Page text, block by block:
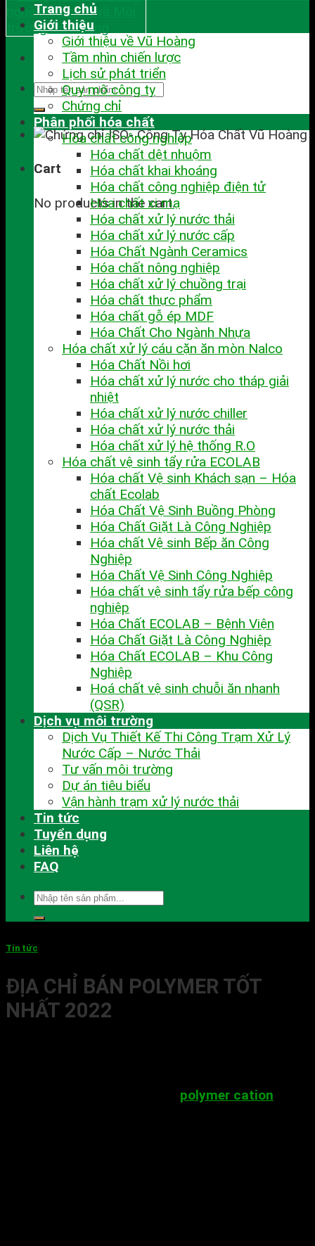
Cart
No products in the cart.
Trang chủ
Giới thiệu
Giới thiệu về Vũ Hoàng
Tầm nhìn chiến lược
Lịch sử phát triển
Quy mô công ty
Chứng chỉ
Phân phối hóa chất
Hóa chất công nghiệp
Hóa chất dệt nhuộm
Hóa chất khai khoáng
Hóa chất công nghiệp điện tử
Hóa chất xi mạ
Hóa chất xử lý nước thải
Hóa chất xử lý nước cấp
Hóa Chất Ngành Ceramics
Hóa chất nông nghiệp
Hóa chất xử lý chuồng trại
Hóa chất thực phẩm
Hóa chất gỗ ép MDF
Hóa Chất Cho Ngành Nhựa
Hóa chất xử lý cáu cặn ăn mòn Nalco
Hóa Chất Nồi hơi
Hóa chất xử lý nước cho tháp giải
nhiệt
Hóa chất xử lý nước chiller
Hóa chất xử lý nước thải
Hóa chất xử lý hệ thống R.O
Hóa chất vệ sinh tẩy rửa ECOLAB
Hóa chất Vệ sinh Khách sạn – Hóa
chất Ecolab
Hóa Chất Vệ Sinh Buồng Phòng
Hóa Chất Giặt Là Công Nghiệp
Hóa chất Vệ sinh Bếp ăn Công
Nghiệp
Hóa Chất Vệ Sinh Công Nghiệp
Hóa chất vệ sinh tẩy rửa bếp công
nghiệp
Hóa Chất ECOLAB – Bệnh Viện
Hóa Chất Giặt Là Công Nghiệp
Hóa Chất ECOLAB – Khu Công
Nghiệp
Hoá chất vệ sinh chuỗi ăn nhanh
(QSR)
Dịch vụ môi trường
Dịch Vụ Thiết Kế Thi Công Trạm Xử Lý
Nước Cấp – Nước Thải
Tư vấn môi trường
Dự án tiêu biểu
Vận hành trạm xử lý nước thải
Tin tức
Tuyển dụng
Liên hệ
FAQ
Tin tức
ĐỊA CHỈ BÁN POLYMER TỐT
NHẤT 2022
polymer cation